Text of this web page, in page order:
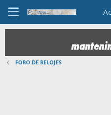
FORO DE RELOJES